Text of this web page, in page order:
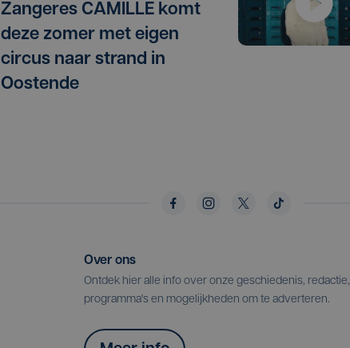
Zangeres CAMILLE komt
deze zomer met eigen
circus naar strand in
Oostende
Over ons
Ontdek hier alle info over onze geschiedenis, redactie,
programma's en mogelijkheden om te adverteren.